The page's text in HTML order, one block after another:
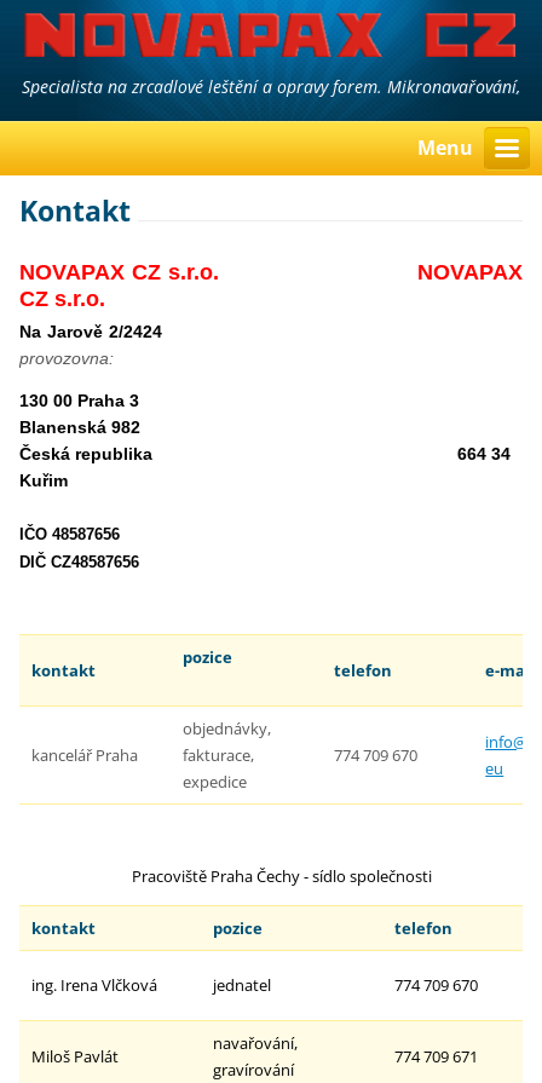
Specialista na zrcadlové leštění a opravy forem. Mikronavařování,
Menu
Kontakt
NOVAPAX CZ s.r.o. NOVAPAX
CZ s.r.o.
Na Jarově 2/2424
provozovna:
130 00 Praha 3
Blanenská 982
Česká republika664 34
Kuřim
IČO 48587656
DIČ CZ48587656
kontakt
pozice
telefon e-
kancelář Praha
objednávky,
fakturace,
expedice
774 709 670
eu
Pracoviště Praha Čechy - sídlo společnosti
kontakt pozice telefon
ing. Irena Vlčková jednatel 774 709 670
Miloš Pavlát
navařování,
gravírování
774 709 671